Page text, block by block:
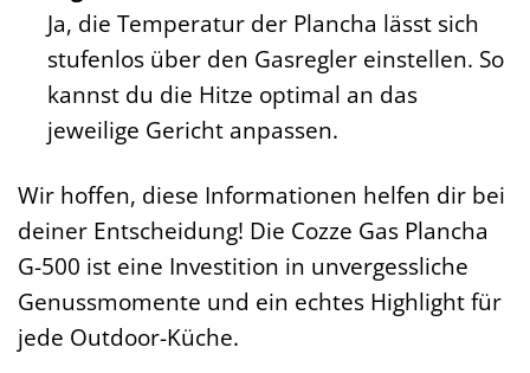
Ja, die Temperatur der Plancha lässt sich
stufenlos über den Gasregler einstellen. So
kannst du die Hitze optimal an das
jeweilige Gericht anpassen.
Wir hoffen, diese Informationen helfen dir bei
deiner Entscheidung! Die Cozze Gas Plancha
G-500 ist eine Investition in unvergessliche
Genussmomente und ein echtes Highlight für
jede Outdoor-Küche.